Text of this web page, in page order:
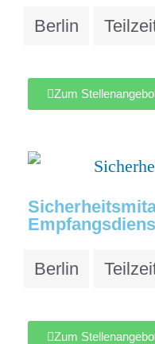
Berlin
Zum
Berlin
Zum